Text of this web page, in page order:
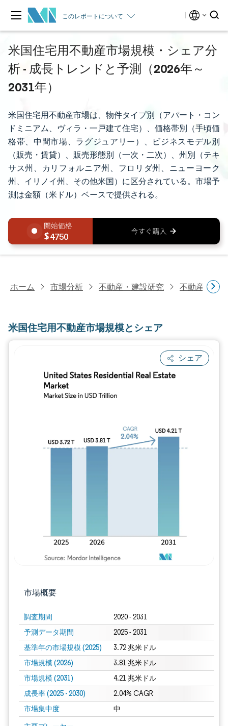
このレポートについて
米国住宅用不動産市場規模・シェア分
析 - 成長トレンドと予測（2026年～
2031年）
米国住宅用不動産市場は、物件タイプ別（アパート・コン
ドミニアム、ヴィラ・一戸建て住宅）、価格帯別（手頃価
格帯、中間市場、ラグジュアリー）、ビジネスモデル別
（販売・賃貸）、販売形態別（一次・二次）、州別（テキ
サス州、カリフォルニア州、フロリダ州、ニューヨーク
州、イリノイ州、その他米国）に区分されている。市場予
測は金額（米ドル）ベースで提供される。
4750
ホーム 市場分析 不動産・建設研究 不動産研究
米国住宅用不動産市場規模とシェア
シェア
市場概要
調査期間 2020 - 2031
予測データ期間 2025 - 2031
基準年の市場規模 (2025) 3.72 兆米ドル
市場規模 (2026) 3.81 兆米ドル
市場規模 (2031) 4.21 兆米ドル
成長率 (2025 - 2030) 2.04% CAGR
市場集中度 中